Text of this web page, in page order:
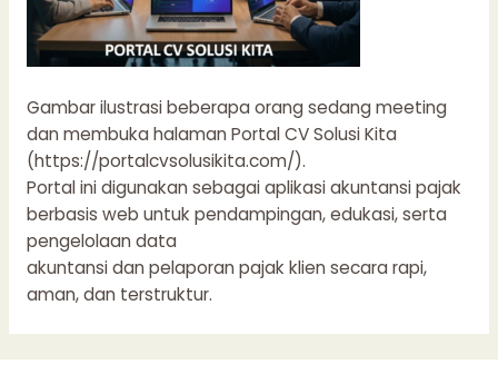
Gambar ilustrasi beberapa orang sedang meeting
dan membuka halaman Portal CV Solusi Kita
(https://portalcvsolusikita.com/).
Portal ini digunakan sebagai aplikasi akuntansi pajak
berbasis web untuk pendampingan, edukasi, serta
pengelolaan data
akuntansi dan pelaporan pajak klien secara rapi,
aman, dan terstruktur.